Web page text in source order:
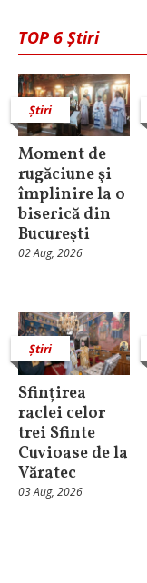
TOP 6 Știri
Știri
Moment de
rugăciune şi
împlinire la o
biserică din
Bucureşti
02 Aug, 2026
Știri
Sfințirea
raclei celor
trei Sfinte
Cuvioase de la
Văratec
03 Aug, 2026